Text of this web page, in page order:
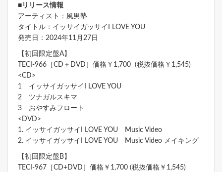
■リリース情報
アーティスト：風男塾
タイトル：イッサイガッサイI LOVE YOU
発売日：2024年11月27日
【初回限定盤A】
TECI-966［CD＋DVD］価格￥1,700 (税抜価格￥1,545)
<CD>
1 イッサイガッサイI LOVE YOU
2 ツナガルスキマ
3 おやすみフロート
<DVD>
1. イッサイガッサイI LOVE YOU Music Video
2. イッサイガッサイI LOVE YOU Music Video メイキング
【初回限定盤B】
TECI-967［CD+DVD］価格￥1,700 (税抜価格￥1,545)